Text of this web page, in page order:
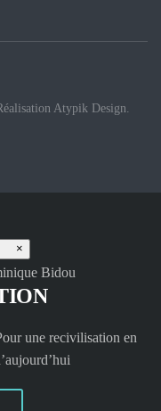
Atypik Design
×
une recivilisation en